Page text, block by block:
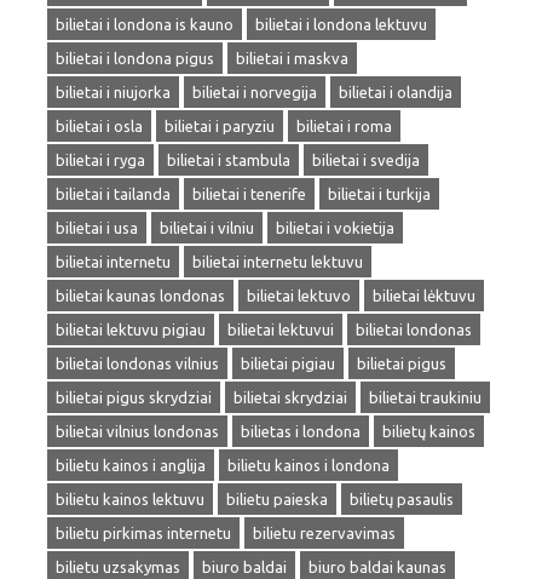
bilietai i londona is kauno
bilietai i londona lektuvu
bilietai i londona pigus
bilietai i maskva
bilietai i niujorka
bilietai i norvegija
bilietai i olandija
bilietai i osla
bilietai i paryziu
bilietai i roma
bilietai i ryga
bilietai i stambula
bilietai i svedija
bilietai i tailanda
bilietai i tenerife
bilietai i turkija
bilietai i usa
bilietai i vilniu
bilietai i vokietija
bilietai internetu
bilietai internetu lektuvu
bilietai kaunas londonas
bilietai lektuvo
bilietai lėktuvu
bilietai lektuvu pigiau
bilietai lektuvui
bilietai londonas
bilietai londonas vilnius
bilietai pigiau
bilietai pigus
bilietai pigus skrydziai
bilietai skrydziai
bilietai traukiniu
bilietai vilnius londonas
bilietas i londona
bilietų kainos
bilietu kainos i anglija
bilietu kainos i londona
bilietu kainos lektuvu
bilietu paieska
bilietų pasaulis
bilietu pirkimas internetu
bilietu rezervavimas
bilietu uzsakymas
biuro baldai
biuro baldai kaunas